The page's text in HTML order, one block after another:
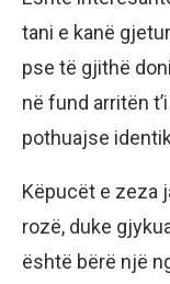
tani e kanë
pse të gjithë
në fund arritën
pothuajse
Këpucët e zeza
rozë, duke
është bërë një